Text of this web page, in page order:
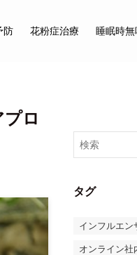
防 花粉症治療 睡眠時無
ロ
タグ
インフルエン
オンライン社